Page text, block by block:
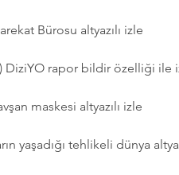
Bürosu altyazılı izle
DiziYO rapor bildir özelliği ile
maskesi altyazılı izle
yaşadığı tehlikeli dünya